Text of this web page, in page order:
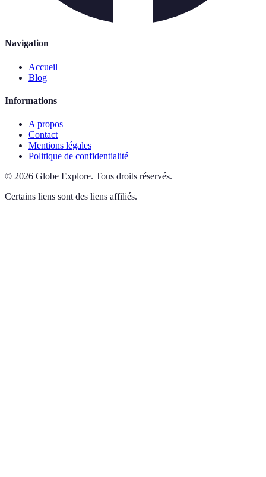
Navigation
Accueil
Blog
Informations
A propos
Contact
Mentions légales
Politique de confidentialité
© 2026 Globe Explore. Tous droits réservés.
Certains liens sont des liens affiliés.